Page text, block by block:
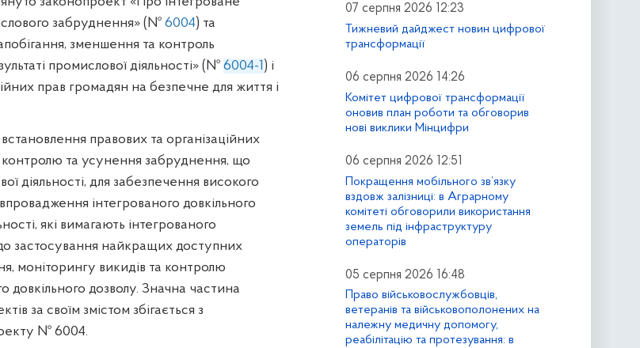
забруднення» (№ 6004) та
зменшення та контроль
промислової діяльності» (№ 6004-1 ) і
прав громадян на безпечне для життя і
правових та організаційних
контролю та усунення забруднення, що
діяльності, для забезпечення високого
інтегрованого довкільного
які вимагають інтегрованого
застосування найкращих доступних
моніторингу викидів та контролю
довкільного дозволу. Значна частина
за своїм змістом збігається з
№ 6004.
07 серпня 2026 12:23
Тижневий дайджест новин цифрової
трансформації
06 серпня 2026 14:26
Комітет цифрової трансформації
оновив план роботи та обговорив
нові виклики Мінцифри
06 серпня 2026 12:51
Покращення мобільного зв’язку
вздовж залізниці: в Аграрному
комітеті обговорили використання
земель під інфраструктуру
операторів
05 серпня 2026 16:48
Право військовослужбовців,
ветеранів та військовополонених на
належну медичну допомогу,
реабілітацію та протезування: в